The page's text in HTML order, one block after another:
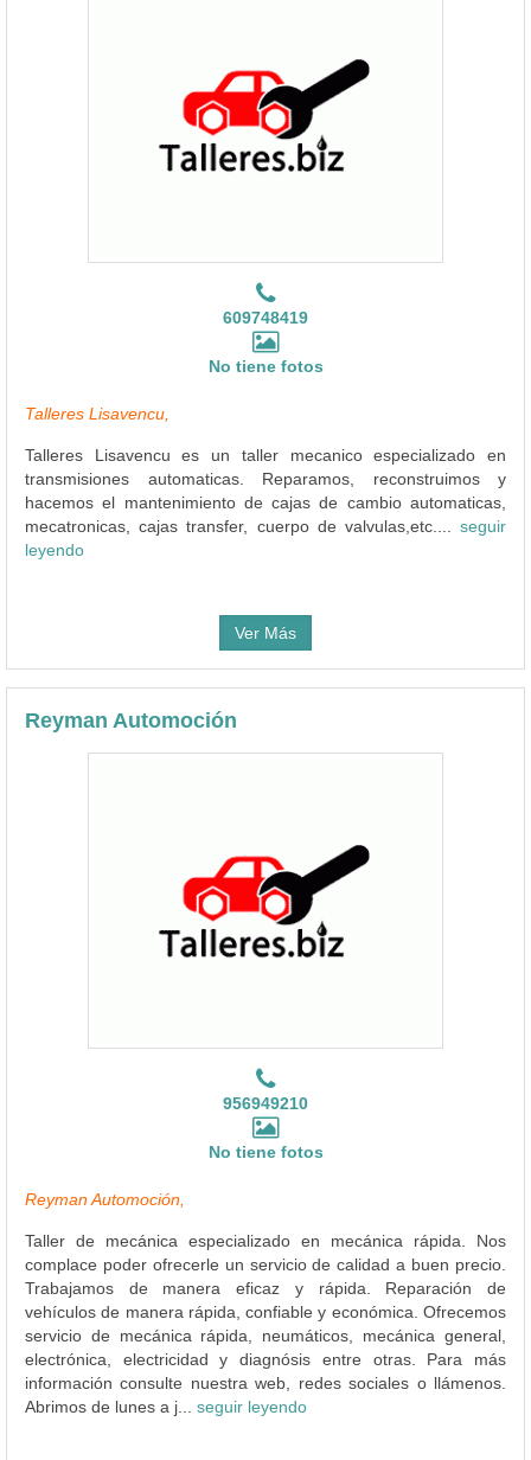
609748419
No tiene fotos
Talleres Lisavencu,
Talleres Lisavencu es un taller mecanico especializado en
transmisiones automaticas. Reparamos, reconstruimos y
hacemos el mantenimiento de cajas de cambio automaticas,
mecatronicas, cajas transfer, cuerpo de valvulas,etc.... seguir
leyendo
Ver Más
Reyman Automoción
956949210
No tiene fotos
Reyman Automoción,
Taller de mecánica especializado en mecánica rápida. Nos
complace poder ofrecerle un servicio de calidad a buen precio.
Trabajamos de manera eficaz y rápida. Reparación de
vehículos de manera rápida, confiable y económica. Ofrecemos
servicio de mecánica rápida, neumáticos, mecánica general,
electrónica, electricidad y diagnósis entre otras. Para más
información consulte nuestra web, redes sociales o llámenos.
Abrimos de lunes a j... seguir leyendo